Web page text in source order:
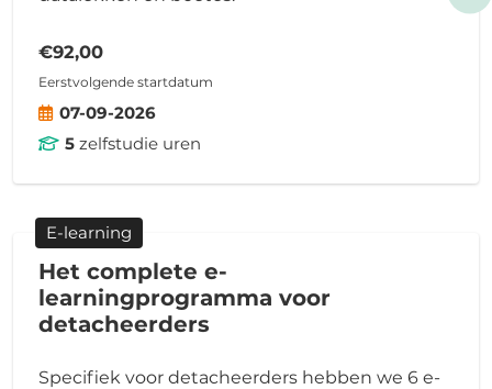
€92,00
Eerstvolgende startdatum
07-09-2026
5zelfstudie uren
E-learning
Het complete e-
learningprogramma voor
detacheerders
Specifiek voor detacheerders hebben we 6 e-